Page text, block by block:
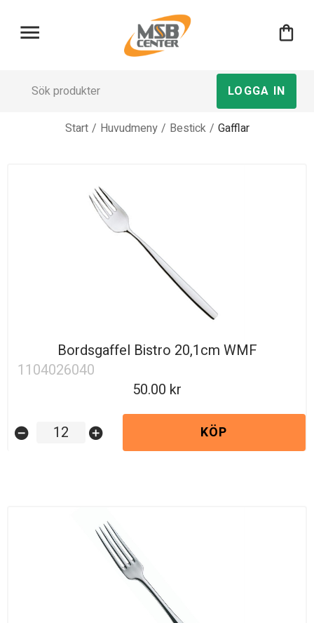
menu shopping_bag
LOGGA IN
Start / Huvudmeny / Bestick / Gafflar
Bordsgaffel Bistro 20,1cm WMF
1104026040
50.00
remove_circle add_circle KÖP